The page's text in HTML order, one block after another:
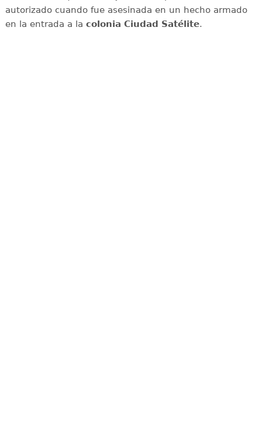
autorizado cuando fue asesinada en un hecho armado
en la entrada a la colonia Ciudad Satélite.